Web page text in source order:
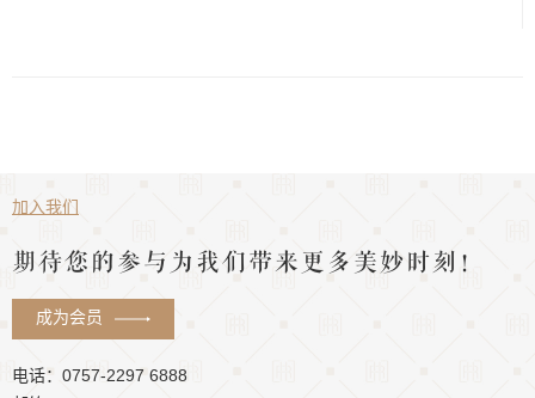
加入我们
期待您的参与为我们带来更多美妙时刻！
成为会员
电话：0757-2297 6888